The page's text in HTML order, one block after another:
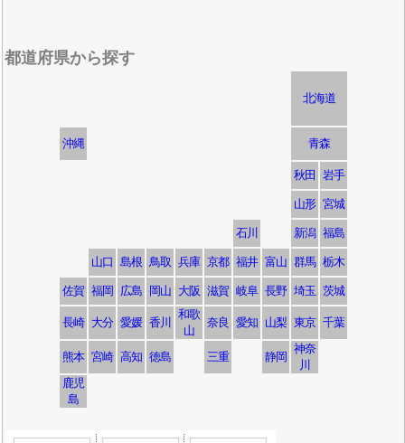
都道府県から探す
北海道
沖縄 青森
秋田 岩手
山形 宮城
石川 新潟 福島
山口 島根 鳥取 兵庫 京都 福井 富山 群馬 栃木
佐賀 福岡 広島 岡山 大阪 滋賀 岐阜 長野 埼玉 茨城
長崎 大分 愛媛 香川
和歌
山
奈良 愛知 山梨 東京 千葉
熊本 宮崎 高知 徳島 三重 静岡
神奈
川
鹿児
島